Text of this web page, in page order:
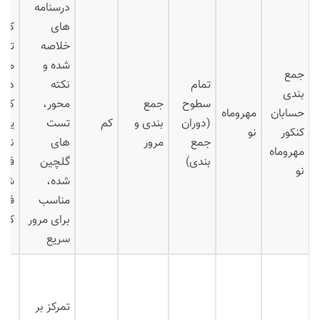
جمع
بندی
حسابان
کنکور
مهروماه
نو
مهروماه
نو
تمام
سطوح
(دوران
جمع
بندی)
جمع
بندی و
مرور
کم
درسنامه
های
خلاصه
شده و
نکته
محور،
تست
های
گلچین
شده،
مناسب
برای مرور
سریع
در
تمرکز بر